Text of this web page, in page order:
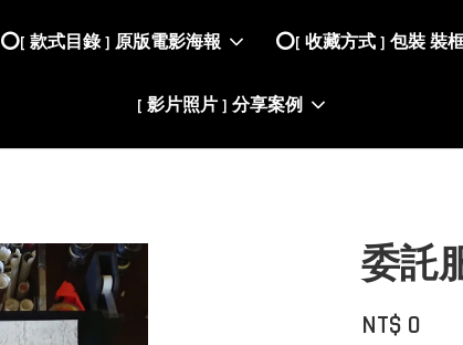
⭕️[ 款式目錄 ] 原版電影海報 ⭕️[ 收藏方式 ] 包裝 裝
[ 影片照片 ] 分享案例
委託
NT$ 0